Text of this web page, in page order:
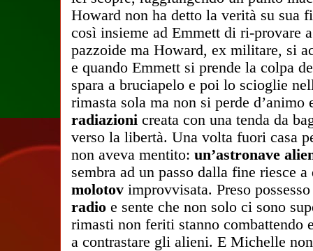
Howard non ha detto la verità su
così insieme ad Emmett di ri-provare
pazzoide ma Howard, ex militare, si
e quando Emmett si prende la colpa
spara a bruciapelo e poi lo scioglie
rimasta sola ma non si perde d’animo
radiazioni creata con una tenda da
verso la libertà. Una volta fuori casa
non aveva mentito: un’astronave
sembra ad un passo dalla fine riesce
molotov improvvisata. Preso
radio e sente che non solo ci sono
rimasti non feriti stanno combattendo
a contrastare gli alieni. E Michelle